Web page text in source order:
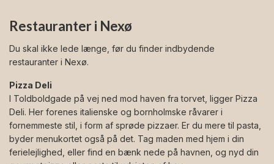
Restauranter i Nexø
Du skal ikke lede længe, før du finder indbydende
restauranter i Nexø.
Pizza Deli
I Toldboldgade på vej ned mod haven fra torvet, ligger Pizza
Deli. Her forenes italienske og bornholmske råvarer i
fornemmeste stil, i form af sprøde pizzaer. Er du mere til pasta,
byder menukortet også på det. Tag maden med hjem i din
ferielejlighed, eller find en bænk nede på havnen, og nyd din